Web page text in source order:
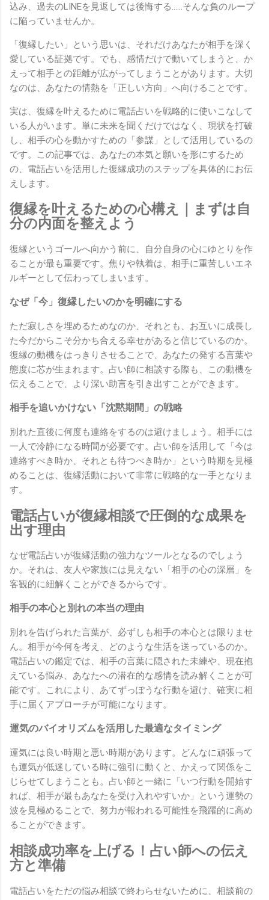
込み、過去のLINEを見返しては後悔する……そんな負のループ
に陥っていませんか。
「復縁したい」という思いは、それだけあなたが相手を深く
愛している証拠です。でも、感情だけで動いてしまうと、か
えって相手との距離が広がってしまうことがあります。大切
なのは、あなたの情熱を「正しい方向」へ向けることです。
実は、復縁を叶えるために電話占いを戦略的に使いこなして
いる人がいます。単に未来を聞くだけではなく、現状を打破
し、相手の心を動かすための「参謀」として活用しているの
です。この記事では、あなたの本気と願いを形にするため
の、電話占いを活用した復縁成功のステップを具体的にお伝
えします。
復縁を叶えるための心構え｜まずは自
分の内面を整えよう
復縁というゴールへ向かう前に、自分自身の心にゆとりを作
ることが最も重要です。焦りや執着は、相手に重苦しいエネ
ルギーとして伝わってしまいます。
なぜ「今」復縁したいのかを明確にする
ただ寂しさを埋めるためなのか、それとも、お互いに成長し
た今だからこそ分かち合える幸せがあると信じているのか。
復縁の動機をはっきりさせることで、あなたの発する言葉や
態度に芯が生まれます。占い師に相談する際も、この動機を
伝えることで、より深い助言を引き出すことができます。
相手を追いかけない「沈黙期間」の戦略
別れた直後に何度も連絡をするのは避けましょう。相手には
一人で冷静になる時間が必要です。占い師を活用して「今は
連絡すべき時か、それとも待つべき時か」という時期を見極
めることは、復縁活動において非常に戦略的な一手となりま
す。
電話占いが復縁相談で圧倒的な成果を
出す理由
なぜ電話占いが復縁活動の強力なツールとなるのでしょう
か。それは、友人や家族には見えない「相手の心の深層」を
客観的に紐解くことができるからです。
相手の本心と別れの本当の理由
別れを告げられた言葉が、必ずしも相手の本心とは限りませ
ん。相手が今何を考え、どのような生活を送っているのか。
電話占いの鑑定では、相手の言葉に隠された未練や、現在抱
えている悩み、あなたへの潜在的な感情を読み解くことが可
能です。これにより、あてずっぽうな行動を避け、確実に相
手に届くアプローチが可能になります。
運気のバイオリズムを活用した最適なタイミング
運気には良い時期と悪い時期があります。どんなに頑張って
も運気が低迷している時に強引に動くと、かえって関係をこ
じらせてしまうことも。占い師と一緒に「いつ行動を開始す
れば、相手が最もあなたを受け入れやすいか」という運勢の
波を見極めることで、努力が報われる可能性を飛躍的に高め
ることができます。
相談成功率を上げる！占い師への伝え
方と準備
電話占いをただの悩み相談で終わらせないために、相談前の